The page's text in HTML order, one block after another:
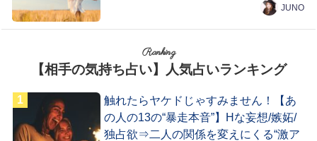
JUNO
Ranking
【相手の気持ち占い】人気占いランキング
触れたらヤケドじゃすみません！【あ
の人の13の“暴走本音”】Hな妄想/嫉妬/
独占欲⇒二人の関係を変えにくる“激ア